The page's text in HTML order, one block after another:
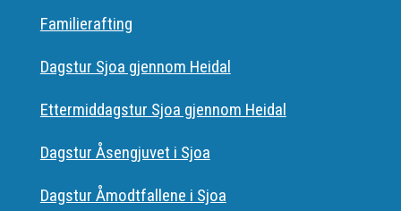
Familierafting
Dagstur Sjoa gjennom Heidal
Ettermiddagstur Sjoa gjennom Heidal
Dagstur Åsengjuvet i Sjoa
Dagstur Åmodtfallene i Sjoa